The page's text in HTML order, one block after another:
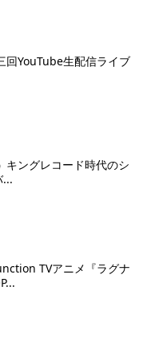
回YouTube生配信ライブ
キングレコード時代のシ
...
TVアニメ『ラグナ